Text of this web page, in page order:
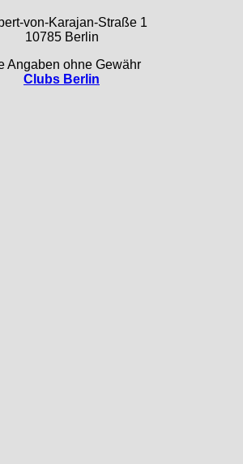
von-Karajan-Straße 1
10785 Berlin
Angaben ohne Gewähr
Clubs Berlin